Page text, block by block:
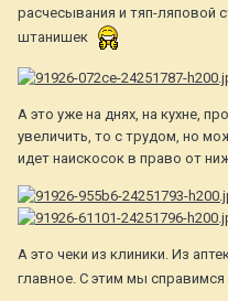
расчесывания и тяп-ляповой
штанишек
А это уже на днях, на кухне,
увеличить, то с трудом, но
идет наискосок в право от
А это чеки из клиники. Из
главное. С этим мы справимся